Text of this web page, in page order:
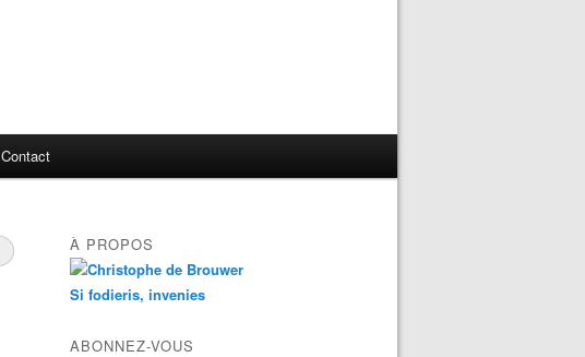
Contact
À PROPOS
Si fodieris, invenies
ABONNEZ-VOUS